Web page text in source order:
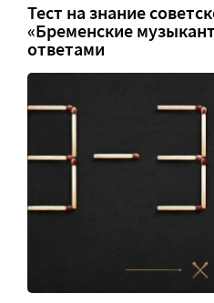
Тест на знание
«Бременские
ответами